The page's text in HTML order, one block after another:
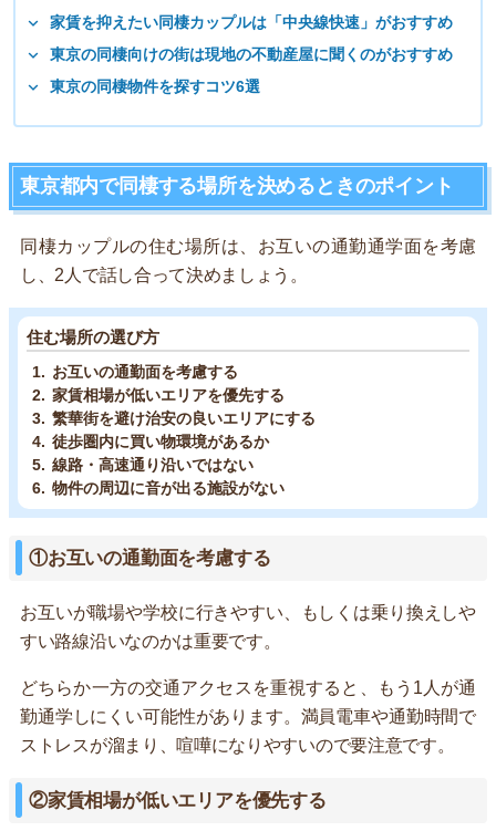
家賃を抑えたい同棲カップルは「中央線快速」がおすすめ
東京の同棲向けの街は現地の不動産屋に聞くのがおすすめ
東京の同棲物件を探すコツ6選
東京都内で同棲する場所を決めるときのポイント
同棲カップルの住む場所は、お互いの通勤通学面を考慮
し、2人で話し合って決めましょう。
住む場所の選び方
お互いの通勤面を考慮する
家賃相場が低いエリアを優先する
繁華街を避け治安の良いエリアにする
徒歩圏内に買い物環境があるか
線路・高速通り沿いではない
物件の周辺に音が出る施設がない
①お互いの通勤面を考慮する
お互いが職場や学校に行きやすい、もしくは乗り換えしや
すい路線沿いなのかは重要です。
どちらか一方の交通アクセスを重視すると、もう1人が通
勤通学しにくい可能性があります。満員電車や通勤時間で
ストレスが溜まり、喧嘩になりやすいので要注意です。
②家賃相場が低いエリアを優先する